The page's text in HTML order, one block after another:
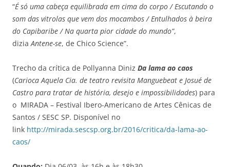
“É só uma cabeça equilibrada em cima do corpo / Escutando o
som das vitrolas que vem dos mocambos / Entulhados à beira
do Capibaribe / Na quarta pior cidade do mundo”,
diziaAntene-se, de Chico Science”.
Trecho da crítica de Pollyanna Diniz Da lama ao caos
(Carioca Aquela Cia. de teatro revisita Manguebeat e Josué de
Castro para tratar de história, desejo e impossibilidades) para
o MIRADA – Festival Ibero-Americano de Artes Cênicas de
Santos / SESC SP. Disponível no
link http://mirada.sescsp.org.br/2016/critica/da-lama-ao-
caos/